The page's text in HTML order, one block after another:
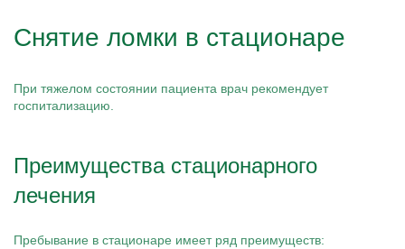
Снятие ломки в стационаре
При тяжелом состоянии пациента врач рекомендует
госпитализацию.
Преимущества стационарного
лечения
Пребывание в стационаре имеет ряд преимуществ: